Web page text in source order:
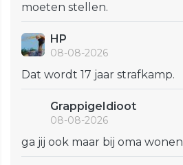
moeten stellen.
HP
08-08-2026
Dat wordt 17 jaar strafkamp.
GrappigeIdioot
08-08-2026
ga jij ook maar bij oma wonen